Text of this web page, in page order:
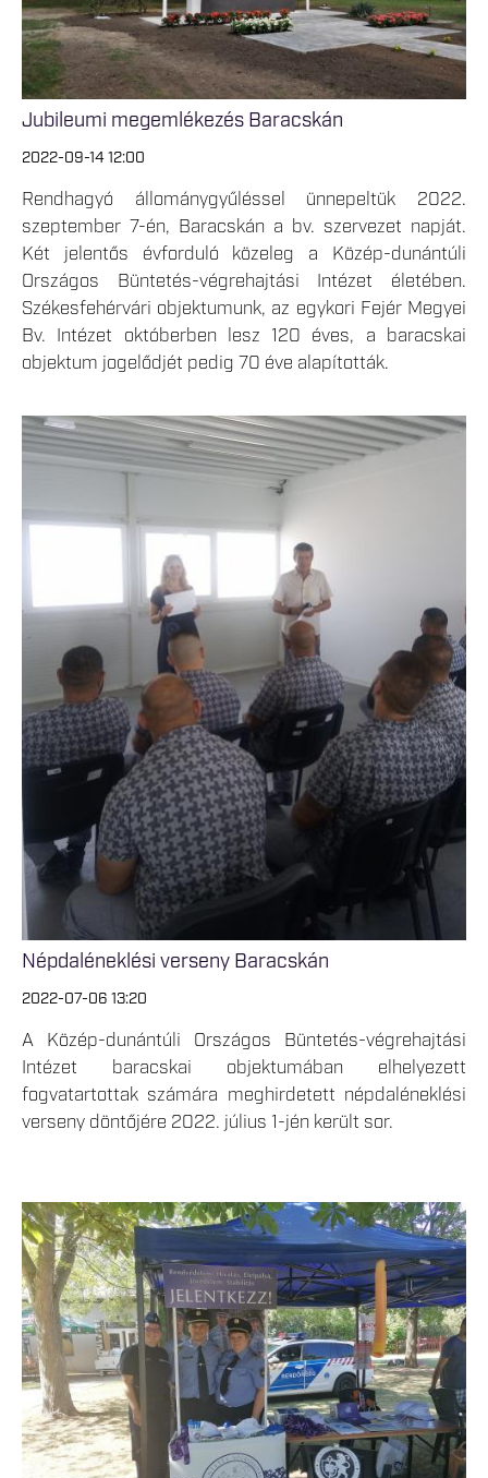
Jubileumi megemlékezés Baracskán
2022-09-14 12:00
Rendhagyó állománygyűléssel ünnepeltük 2022.
szeptember 7-én, Baracskán a bv. szervezet napját.
Két jelentős évforduló közeleg a Közép-dunántúli
Országos Büntetés-végrehajtási Intézet életében.
Székesfehérvári objektumunk, az egykori Fejér Megyei
Bv. Intézet októberben lesz 120 éves, a baracskai
objektum jogelődjét pedig 70 éve alapították.
Népdaléneklési verseny Baracskán
2022-07-06 13:20
A Közép-dunántúli Országos Büntetés-végrehajtási
Intézet baracskai objektumában elhelyezett
fogvatartottak számára meghirdetett népdaléneklési
verseny döntőjére 2022. július 1-jén került sor.